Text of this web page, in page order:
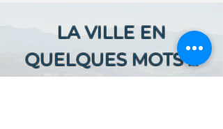
LA VILLE EN
QUELQUES MOTS ...